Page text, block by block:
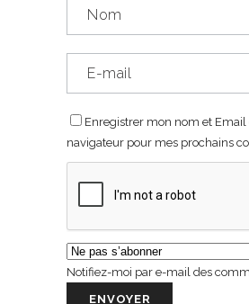
Enregistrer mon nom et Email
navigateur pour mes prochains
Notifiez-moi par e-mail des